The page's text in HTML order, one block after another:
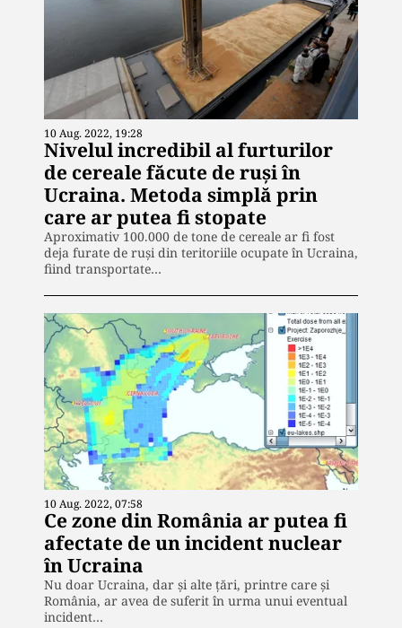
10 Aug. 2022, 19:28
Nivelul incredibil al furturilor
de cereale făcute de ruși în
Ucraina. Metoda simplă prin
care ar putea fi stopate
Aproximativ 100.000 de tone de cereale ar fi fost
deja furate de ruși din teritoriile ocupate în Ucraina,
fiind transportate…
10 Aug. 2022, 07:58
Ce zone din România ar putea fi
afectate de un incident nuclear
în Ucraina
Nu doar Ucraina, dar și alte țări, printre care și
România, ar avea de suferit în urma unui eventual
incident…